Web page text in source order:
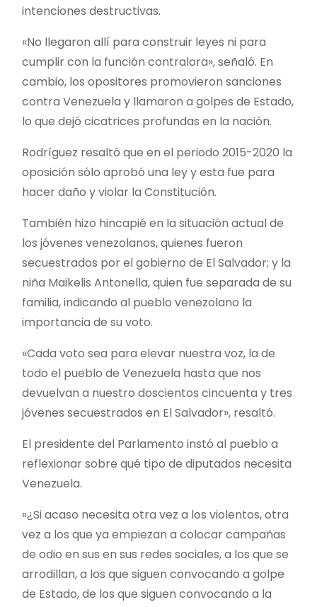
intenciones destructivas.
«No llegaron allí para construir leyes ni para
cumplir con la función contralora», señaló. En
cambio, los opositores promovieron sanciones
contra Venezuela y llamaron a golpes de Estado,
lo que dejó cicatrices profundas en la nación.
Rodríguez resaltó que en el periodo 2015-2020 la
oposición sólo aprobó una ley y esta fue para
hacer daño y violar la Constitución.
También hizo hincapié en la situación actual de
los jóvenes venezolanos, quienes fueron
secuestrados por el gobierno de El Salvador; y la
niña Maikelis Antonella, quien fue separada de su
familia, indicando al pueblo venezolano la
importancia de su voto.
«Cada voto sea para elevar nuestra voz, la de
todo el pueblo de Venezuela hasta que nos
devuelvan a nuestro doscientos cincuenta y tres
jóvenes secuestrados en El Salvador», resaltó.
El presidente del Parlamento instó al pueblo a
reflexionar sobre qué tipo de diputados necesita
Venezuela.
«¿Si acaso necesita otra vez a los violentos, otra
vez a los que ya empiezan a colocar campañas
de odio en sus en sus redes sociales, a los que se
arrodillan, a los que siguen convocando a golpe
de Estado, de los que siguen convocando a la